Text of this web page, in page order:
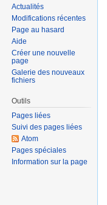
Actualités
Modifications récentes
Page au hasard
Aide
Créer une nouvelle
page
Galerie des nouveaux
fichiers
Outils
Pages liées
Suivi des pages liées
Atom
Pages spéciales
Information sur la page